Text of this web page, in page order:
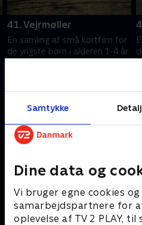
Samtykke
Dine data og
Vi bruger egne cookies
samarbejdspartnere for
oplevelse af TV 2 PLAY,
41. Vejrmøller
En samling af små kortfilm for
de yngste børn i alderen 1-4 år.
16. februar 2024 • 2 min
Andre så også